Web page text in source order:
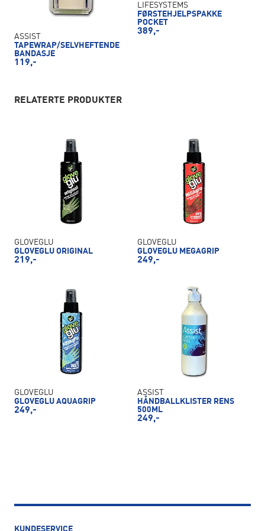
ASSIST
TAPEWRAP/SELVHEFTENDE
BANDASJE
119,-
LIFESYSTEMS
FØRSTEHJELPSPAKKE
POCKET
389,-
RELATERTE PRODUKTER
GLOVEGLU
GLOVEGLU ORIGINAL
219,-
GLOVEGLU
GLOVEGLU MEGAGRIP
249,-
GLOVEGLU
GLOVEGLU AQUAGRIP
249,-
ASSIST
HÅNDBALLKLISTER RENS
500ML
249,-